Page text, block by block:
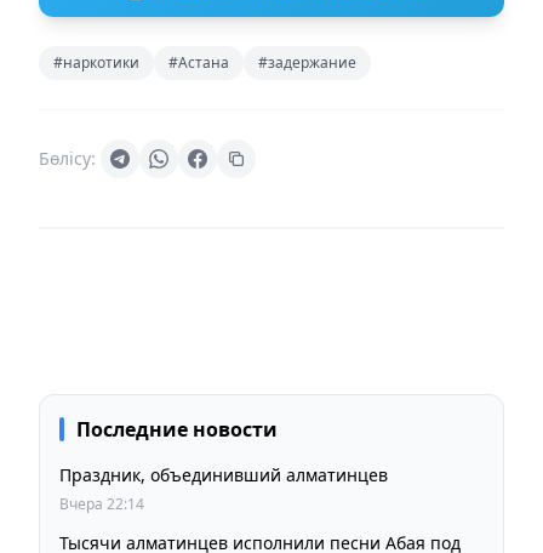
#наркотики #Астана #задержание
Бөлісу:
Последние новости
Праздник, объединивший алматинцев
Вчера 22:14
Тысячи алматинцев исполнили песни Абая под